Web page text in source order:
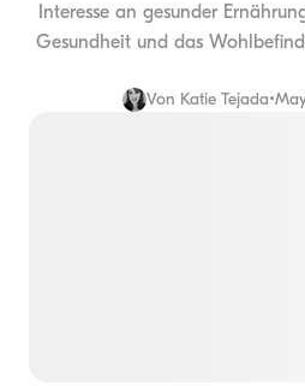
Interesse an gesunder
Gesundheit und das
Von Katie Tejada•